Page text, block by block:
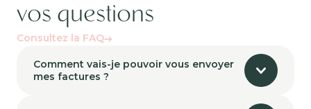
vos questions
Consultez la FAQ
Comment vais-je pouvoir vous envoyer
mes factures ?